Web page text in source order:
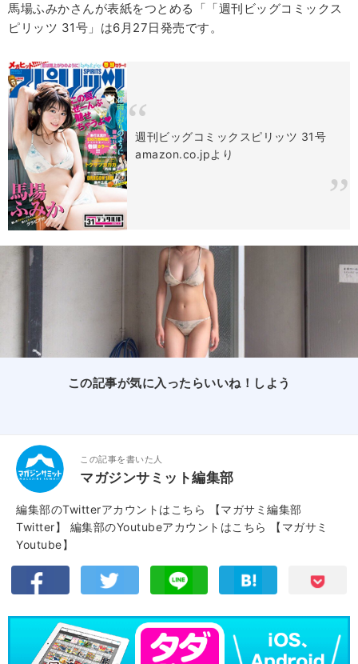
馬場ふみかさんが表紙をつとめる「 「週刊ビッグコミックス
ピリッツ 31号」は6月27日発売です。
週刊ビッグコミックスピリッツ 31号
amazon.co.jpより
この記事が気に入ったらいいね！しよう
この記事を書いた人
マガジンサミット編集部
編集部のTwitterアカウントはこちら
【マガサミ編集部
Twitter】
編集部のYoutubeアカウントはこちら
【マガサミ
Youtube】